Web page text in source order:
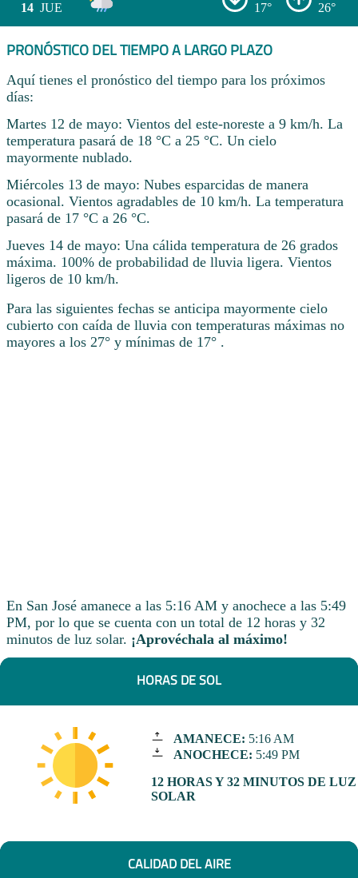
14 JUE 17° 26°
PRONÓSTICO DEL TIEMPO A LARGO PLAZO
Aquí tienes el pronóstico del tiempo para los próximos
días:
Martes 12 de mayo: Vientos del este-noreste a 9 km/h. La
temperatura pasará de 18 °C a 25 °C. Un cielo
mayormente nublado.
Miércoles 13 de mayo: Nubes esparcidas de manera
ocasional. Vientos agradables de 10 km/h. La temperatura
pasará de 17 °C a 26 °C.
Jueves 14 de mayo: Una cálida temperatura de 26 grados
máxima. 100% de probabilidad de lluvia ligera. Vientos
ligeros de 10 km/h.
Para las siguientes fechas se anticipa mayormente cielo
cubierto con caída de lluvia con temperaturas máximas no
mayores a los 27° y mínimas de 17° .
En San José amanece a las 5:16 AM y anochece a las 5:49
PM, por lo que se cuenta con un total de 12 horas y 32
minutos de luz solar. ¡Aprovéchala al máximo!
HORAS DE SOL
AMANECE: 5:16 AM
ANOCHECE: 5:49 PM
12 HORAS Y 32 MINUTOS DE LUZ
SOLAR
CALIDAD DEL AIRE